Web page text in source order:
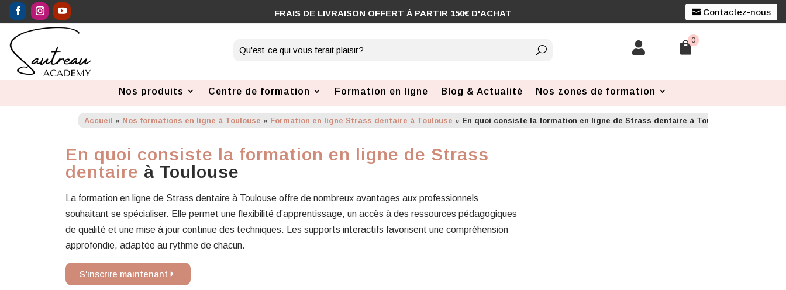
Contactez-nous
 0
Nos produits Centre de formation Formation en ligne Blog & Actualité Nos zones de formation
Accueil » Nos formations en ligne à Toulouse » Formation en ligne Strass dentaire à Toulouse » En quoi consiste la formation en ligne de Strass dentaire à Toulouse
En quoi consiste la formation en ligne de Strass
dentaire à Toulouse
La formation en ligne de Strass dentaire à Toulouse offre de nombreux avantages aux professionnels
souhaitant se spécialiser. Elle permet une flexibilité d’apprentissage, un accès à des ressources pédagogiques
de qualité et une mise à jour continue des techniques. Les supports interactifs favorisent une compréhension
approfondie, adaptée au rythme de chacun.
S'inscrire maintenant